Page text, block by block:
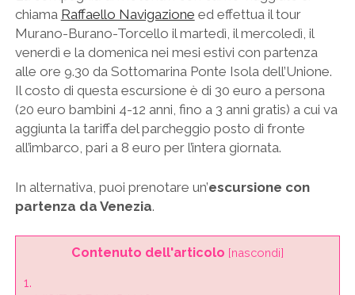
chiama Raffaello Navigazione ed effettua il tour
Murano-Burano-Torcello il martedì, il mercoledì, il
venerdì e la domenica nei mesi estivi con partenza
alle ore 9.30 da Sottomarina Ponte Isola dell’Unione.
Il costo di questa escursione è di 30 euro a persona
(20 euro bambini 4-12 anni, fino a 3 anni gratis) a cui va
aggiunta la tariffa del parcheggio posto di fronte
all’imbarco, pari a 8 euro per l’intera giornata.
In alternativa, puoi prenotare un’escursione con
partenza da Venezia.
Contenuto dell'articolo [nascondi]
1.